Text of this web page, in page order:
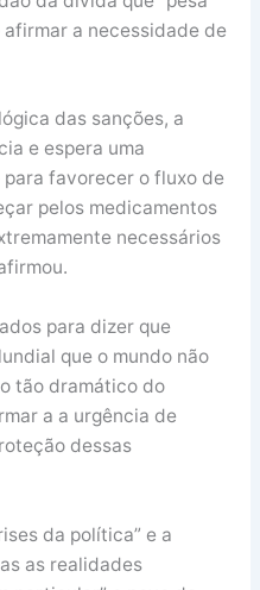
afirmar a necessidade de
das sanções, a
e espera uma
favorecer o fluxo de
pelos medicamentos
necessários
para dizer que
que o mundo não
tão dramático do
a a urgência de
dessas
da política” e a
as realidades